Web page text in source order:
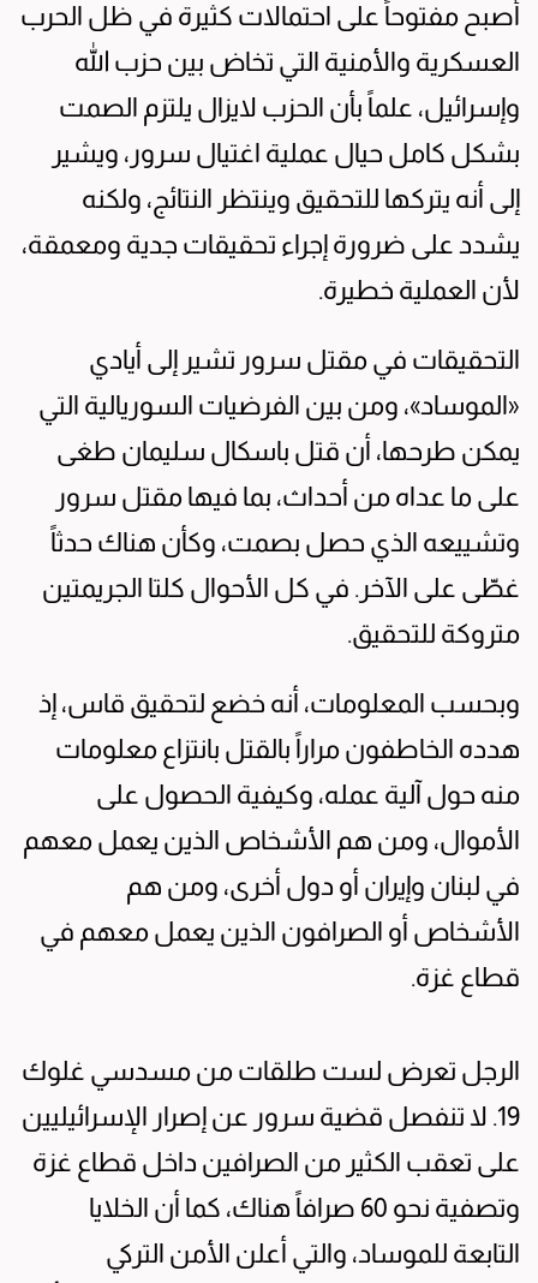
أصبح مفتوحاً على احتمالات كثيرة في ظل الحرب
العسكرية والأمنية التي تخاض بين حزب الله
وإسرائيل، علماً بأن الحزب لايزال يلتزم الصمت
بشكل كامل حيال عملية اغتيال سرور، ويشير
إلى أنه يتركها للتحقيق وينتظر النتائج، ولكنه
يشدد على ضرورة إجراء تحقيقات جدية ومعمقة،
لأن العملية خطيرة.
التحقيقات في مقتل سرور تشير إلى أيادي
«الموساد»، ومن بين الفرضيات السوريالية التي
يمكن طرحها، أن قتل باسكال سليمان طغى
على ما عداه من أحداث، بما فيها مقتل سرور
وتشييعه الذي حصل بصمت، وكأن هناك حدثاً
غطّى على الآخر. في كل الأحوال كلتا الجريمتين
متروكة للتحقيق.
وبحسب المعلومات، أنه خضع لتحقيق قاس، إذ
هدده الخاطفون مراراً بالقتل بانتزاع معلومات
منه حول آلية عمله، وكيفية الحصول على
الأموال، ومن هم الأشخاص الذين يعمل معهم
في لبنان وإيران أو دول أخرى، ومن هم
الأشخاص أو الصرافون الذين يعمل معهم في
قطاع غزة.
الرجل تعرض لست طلقات من مسدسي غلوك
19. لا تنفصل قضية سرور عن إصرار الإسرائيليين
على تعقب الكثير من الصرافين داخل قطاع غزة
وتصفية نحو 60 صرافاً هناك، كما أن الخلايا
التابعة للموساد، والتي أعلن الأمن التركي